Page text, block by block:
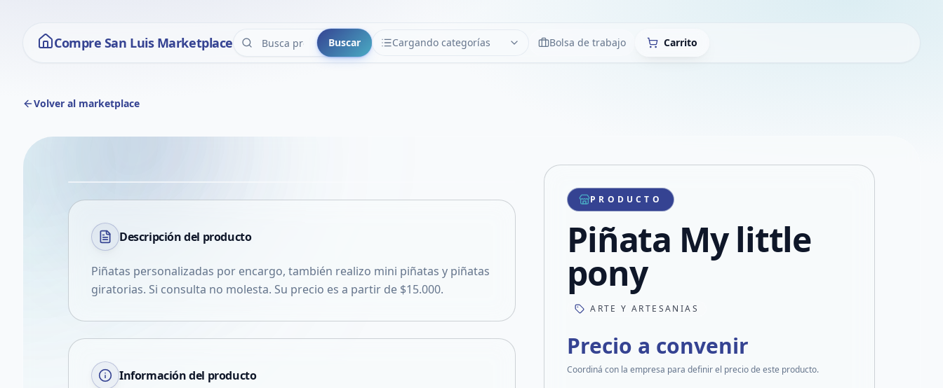
Compre San Luis Marketplace Buscar Cargando categorías
CATEGORÍAS LimpiarBolsa de trabajo Carrito
Volver al marketplace
VER EN PANTALLA COMPLETA
Compartir producto
Compartir por WhatsApp
Compartir por mail
Compartir en Facebook
Compartir en X
Descripción del producto
Piñatas personalizadas por encargo, también realizo mini piñatas y piñatas
giratorias. Si consulta no molesta. Su precio es a partir de $15.000.
Información del producto
PRODUCTO
Piñata My little
pony
ARTE Y ARTESANIAS
Precio a convenir
Coordiná con la empresa para definir el precio de este producto.